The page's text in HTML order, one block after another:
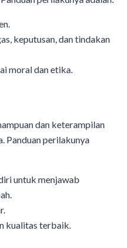
keputusan, dan tindakan
moral dan etika.
dan keterampilan
Panduan perilakunya
untuk menjawab
kualitas terbaik.